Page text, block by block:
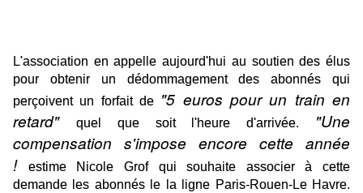
L'association en appelle aujourd'hui au soutien des élus
pour obtenir un dédommagement des abonnés qui
perçoivent un forfait de "5 euros pour un train en
retard"
quel que soit l'heure d'arrivée.
"Une
compensation s'impose encore cette année
!
estime Nicole Grof qui souhaite associer à cette
demande les abonnés le la ligne Paris-Rouen-Le Havre.